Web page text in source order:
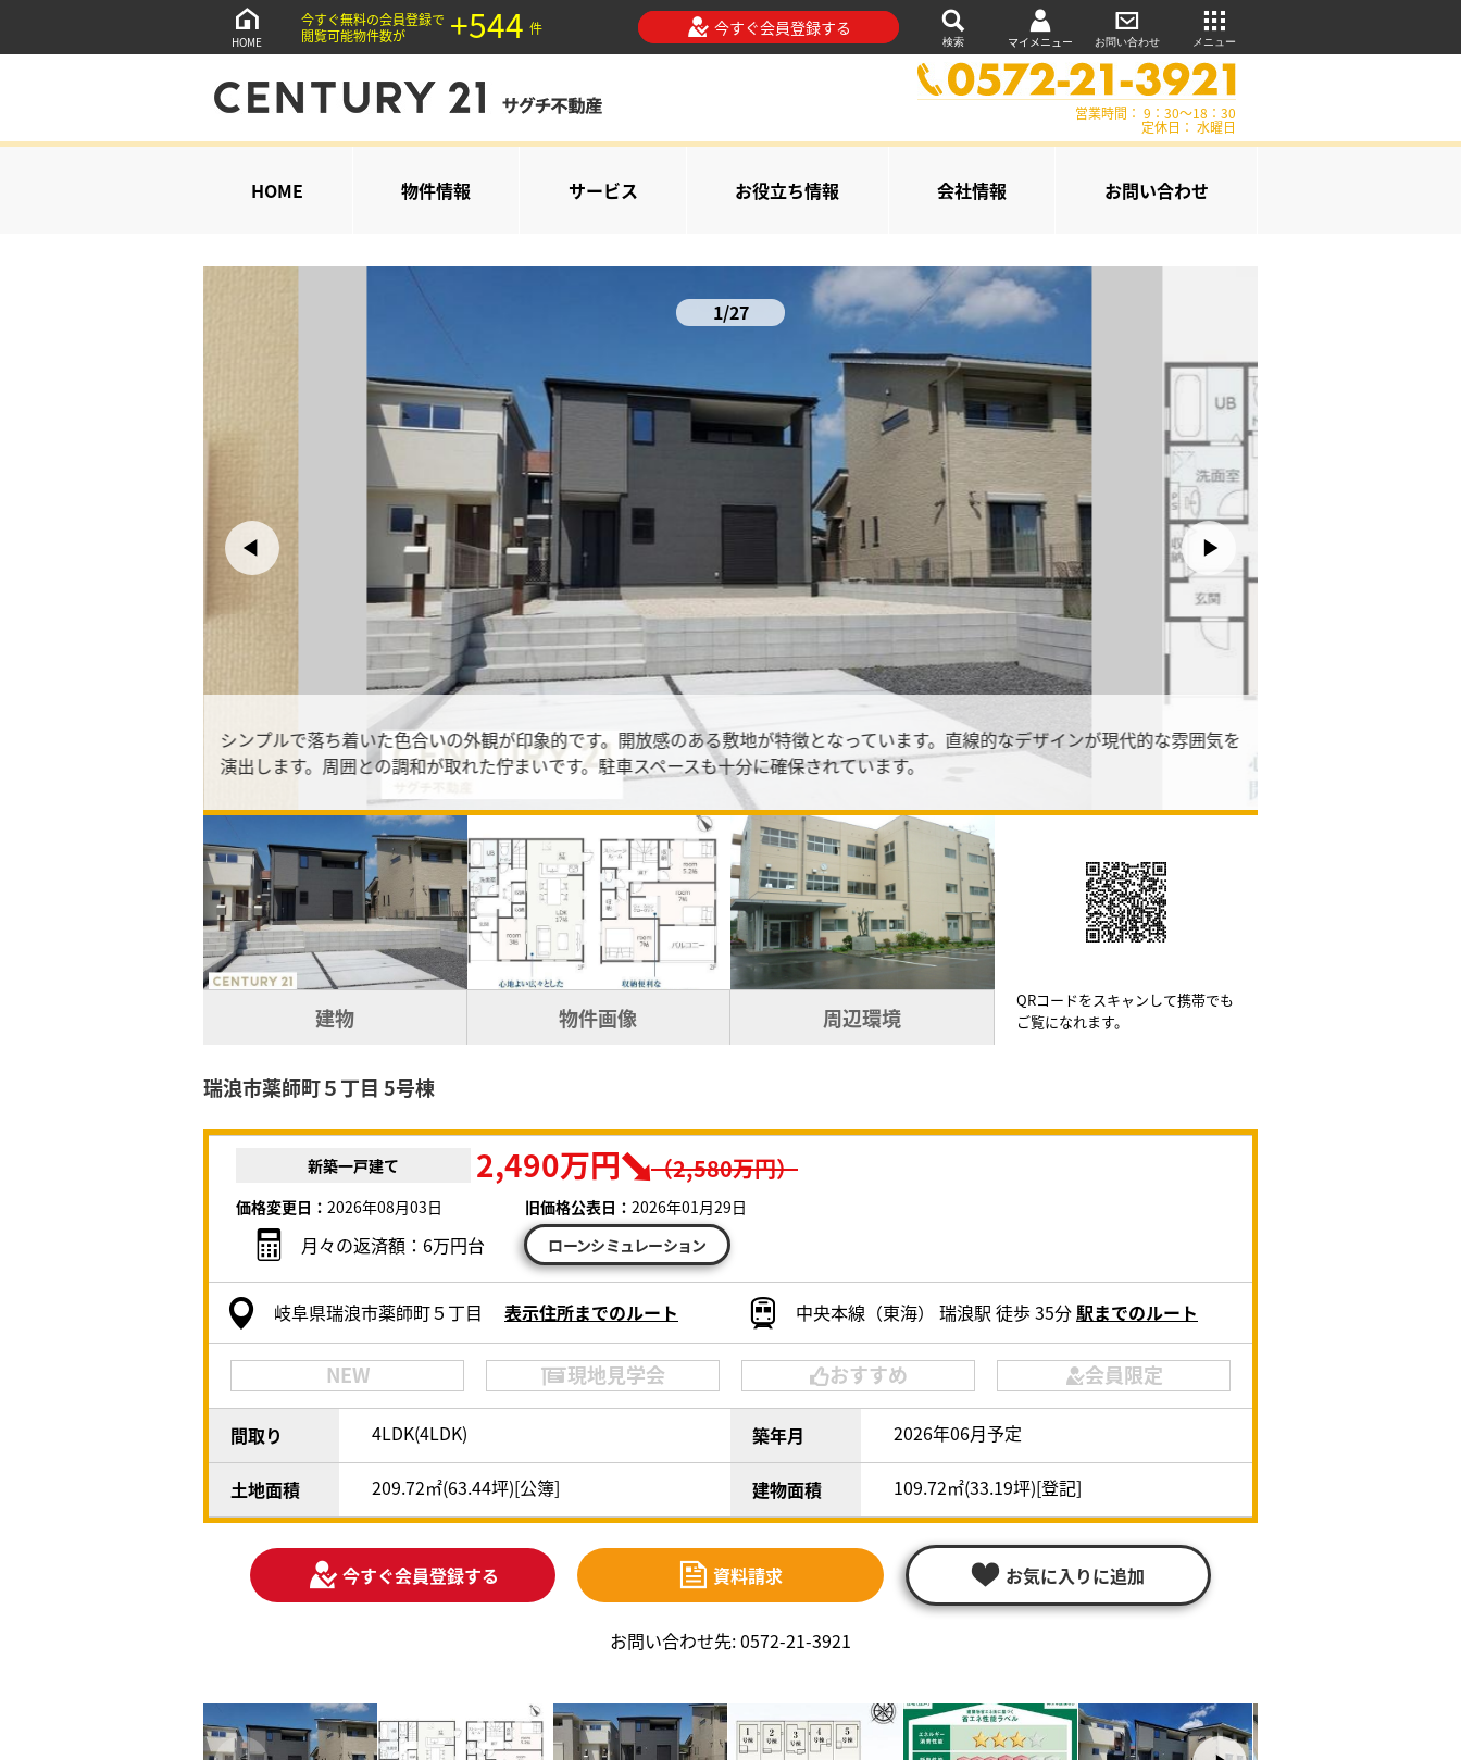
HOME
今すぐ無料の会員登録で
閲覧可能物件数が
+544 件 今すぐ会員登録する
検索 マイメニュー お問い合わせ メニュー
営業時間： 9：30～18：30
定休日： 水曜日
HOME 物件情報 サービス お役立ち情報 会社情報 お問い合わせ
シンプルで落ち着いた色合いの外観が印象的です。開放感のある敷地が特徴となっています。直線的なデザインが現代的な雰囲気を
演出します。周囲との調和が取れた佇まいです。駐車スペースも十分に確保されています。
1/27
建物 物件画像 周辺環境
QRコードをスキャンして携帯でも
ご覧になれます。
瑞浪市薬師町５丁目 5号棟
新築一戸建て 2,490万円 （2,580万円）
価格変更日： 2026年08月03日 旧価格公表日：2026年01月29日
月々の返済額：6万円台 ローンシミュレーション
岐阜県瑞浪市薬師町５丁目 表示住所までのルート 中央本線（東海） 瑞浪駅 徒歩 35分駅までのルート
NEW 現地見学会 おすすめ 会員限定
間取り 4LDK(4LDK) 築年月 2026年06月予定
土地面積 209.72㎡(63.44坪)[公簿] 建物面積 109.72㎡(33.19坪)[登記]
今すぐ会員登録する 資料請求 お気に入りに追加
お問い合わせ先: 0572-21-3921